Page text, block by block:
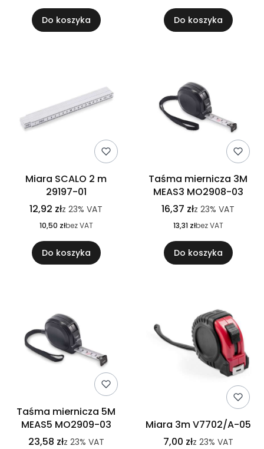
Do koszyka Do koszyka
Miara SCALO 2 m
29197-01
12,92 złz 23% VAT
10,50 złbez VAT
Do koszyka
Taśma miernicza 3M
MEAS3 MO2908-03
16,37 złz 23% VAT
13,31 złbez VAT
Do koszyka
Taśma miernicza 5M
MEAS5 MO2909-03
23,58 złz 23% VAT
Miara 3m V7702/A-05
7,00 złz 23% VAT